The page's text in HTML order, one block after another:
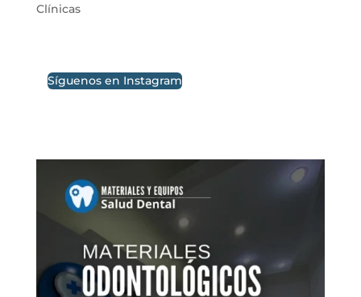
Clínicas
Síguenos en Instagram